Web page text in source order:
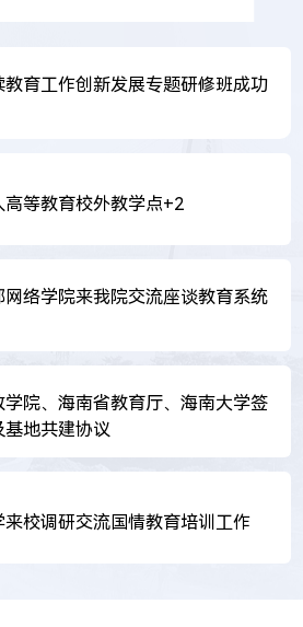
育工作创新发展专题研修班成功
高等教育校外教学点+2
网络学院来我院交流座谈教育系统
学院、海南省教育厅、海南大学签
地共建协议
来校调研交流国情教育培训工作